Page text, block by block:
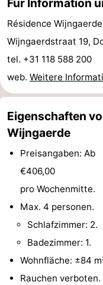
Mühlen
-
Leuchtturme
Aussichtspunkte
Attraktionen
Spielplätze
-
Indoor-
Spielplätze
-
Bowling
Minigolfplätze
Wellness-
Zentren
Dörfer
&
Natur
Fur Information
Résidence Wijngaerde
Wijngaerdstraat 19,
tel. +31 118 588 200
web. Weitere
Eigenschaften
Wijngaerde
Preisangaben: Ab
€406,00
pro Wochenmitte.
Max. 4 personen.
Schlafzimmer: 2.
Badezimmer: 1.
Wohnfläche: ±84
Rauchen verboten.